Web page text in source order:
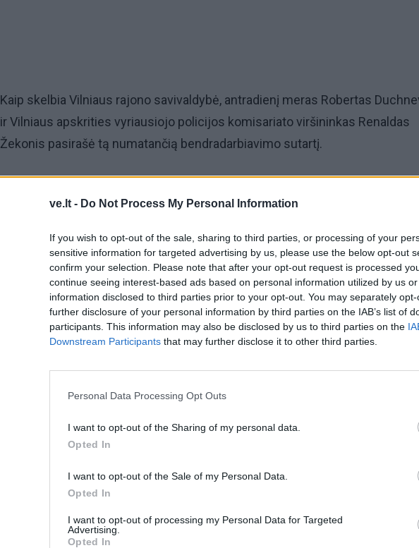
ve.lt - Do Not Process My Personal Information
If you wish to opt-out of the sale, sharing to third parties, or processing of your
sensitive information for targeted advertising by us, please use the below opt-out
confirm your selection. Please note that after your opt-out request is processed
continue seeing interest-based ads based on personal information utilized by us
information disclosed to third parties prior to your opt-out. You may separately
further disclosure of your personal information by third parties on the IAB’s list of
participants. This information may also be disclosed by us to third parties on the
Downstream Participants that may further disclose it to other third parties.
Personal Data Processing Opt Outs
I want to opt-out of the Sharing of my personal data.
Opted In
I want to opt-out of the Sale of my Personal Data.
Opted In
I want to opt-out of processing my Personal Data for Targeted
Advertising.
Opted In
Kaip skelbia Vilniaus rajono savivaldybė, antradienį meras Robertas
ir Vilniaus apskrities vyriausiojo policijos komisariato viršininkas Renaldas
Žekonis pasirašė tą numatančią bendradarbiavimo sutartį.
šie įsipareigos Vilniaus rajone nepertraukiamai ištarnauti penkerius metus.
Vilniaus apskrities vyriausiojo policijos komisariato viršininkas Renaldas
nurodė, kad šiuo metu visoje Vilniaus apskrityje trūksta daugiau kaip 400
policijos pareigūnų.
„Ši sutartis yra mums labai reikšminga priemonė pritraukiant jaunus
policiją, šiuo atveju – į Vilniaus rajoną. (...) Manau, kad tai bus efektyvi
užtikrinant viešąją tvarką ir saugumą Vilniaus rajone“, – pranešime